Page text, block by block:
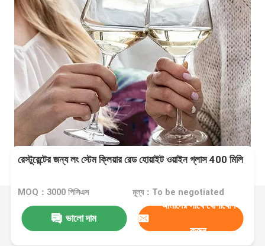
রেস্টুরেন্টের জন্য লং স্টেম ক্লিয়ার রেড হোয়াইট ওয়াইন গ্লাস 400 মিলি
MOQ：3000 পিসিএস মূল্য：To be negotiated
ভালো দাম
আমাদের সাথে যোগাযোগ
করুন